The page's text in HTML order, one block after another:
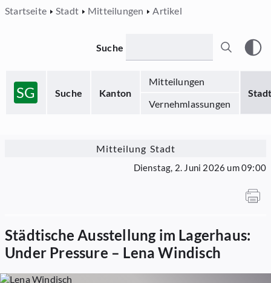
Startseite Stadt Mitteilungen Artikel
SG Suche Kanton
Mitteilungen
Stadt
Vernehmlassungen
Suche
Mitteilung Stadt
Dienstag, 2. Juni 2026 um 09:00
Städtische Ausstellung im Lagerhaus:
Under Pressure – Lena Windisch